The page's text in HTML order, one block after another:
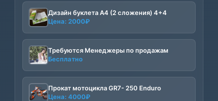
Дизайн буклета А4 (2 сложения) 4+4
Цена: 2000₽
Требуются Менеджеры по продажам
Бесплатно
Прокат мотоцикла GR7- 250 Enduro
Цена: 4000₽